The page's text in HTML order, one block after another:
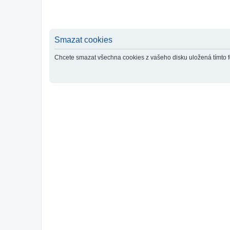
Smazat cookies
Chcete smazat všechna cookies z vašeho disku uložená tímto